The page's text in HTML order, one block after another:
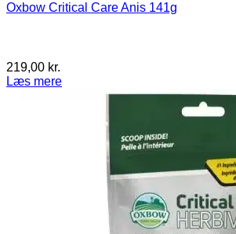
Oxbow Critical Care Anis 141g
219,00 kr.
Læs mere